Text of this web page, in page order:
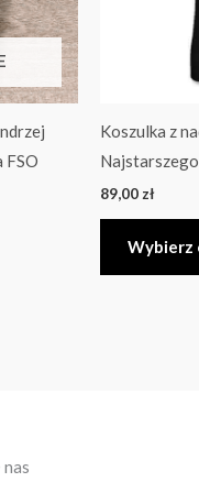
Koszulka z
89,00 zł
Wybierz
nas